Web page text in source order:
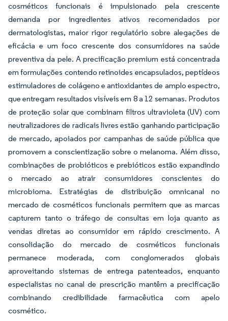
cosméticos funcionais é impulsionado pela crescente
demanda por ingredientes ativos recomendados por
dermatologistas, maior rigor regulatório sobre alegações de
eficácia e um foco crescente dos consumidores na saúde
preventiva da pele. A precificação premium está concentrada
em formulações contendo retinoides encapsulados, peptídeos
estimuladores de colágeno e antioxidantes de amplo espectro,
que entregam resultados visíveis em 8 a 12 semanas. Produtos
de proteção solar que combinam filtros ultravioleta (UV) com
neutralizadores de radicais livres estão ganhando participação
de mercado, apoiados por campanhas de saúde pública que
promovem a conscientização sobre o melanoma. Além disso,
combinações de probióticos e prebióticos estão expandindo
o mercado ao atrair consumidores conscientes do
microbioma. Estratégias de distribuição omnicanal no
mercado de cosméticos funcionais permitem que as marcas
capturem tanto o tráfego de consultas em loja quanto as
vendas diretas ao consumidor em rápido crescimento. A
consolidação do mercado de cosméticos funcionais
permanece moderada, com conglomerados globais
aproveitando sistemas de entrega patenteados, enquanto
especialistas no canal de prescrição mantêm a precificação
combinando credibilidade farmacêutica com apelo
cosmético.